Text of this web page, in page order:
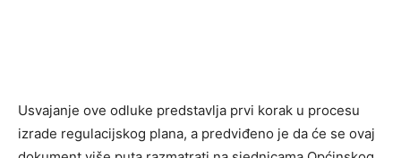
Usvajanje ove odluke predstavlja prvi korak u procesu
izrade regulacijskog plana, a predviđeno je da će se ovaj